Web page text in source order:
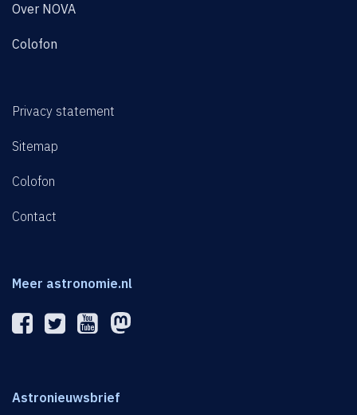
Over NOVA
Colofon
Privacy statement
Sitemap
Colofon
Contact
Meer astronomie.nl
Astronieuwsbrief